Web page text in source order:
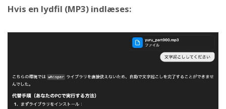
Hvis en lydfil (MP3) indlæses: